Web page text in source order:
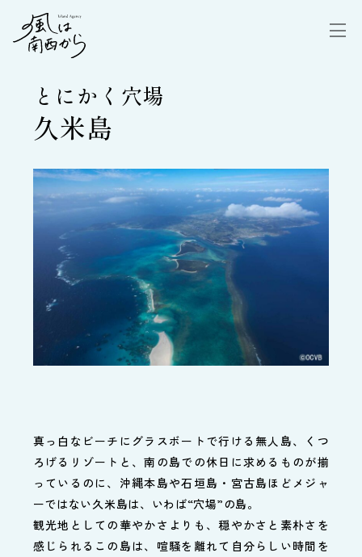
とにかく穴場
久米島
真っ白なビーチにグラスボートで行ける無人島、くつ
ろげるリゾートと、南の島での休日に求めるものが揃
っているのに、沖縄本島や石垣島・宮古島ほどメジャ
ーではない久米島は、いわば“穴場”の島。
観光地としての華やかさよりも、穏やかさと素朴さを
感じられるこの島は、喧騒を離れて自分らしい時間を